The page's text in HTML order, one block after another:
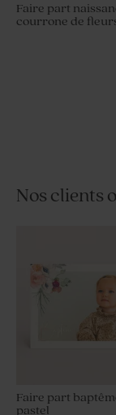
Faire part
courrone de
Nos clients
Faire part
pastel